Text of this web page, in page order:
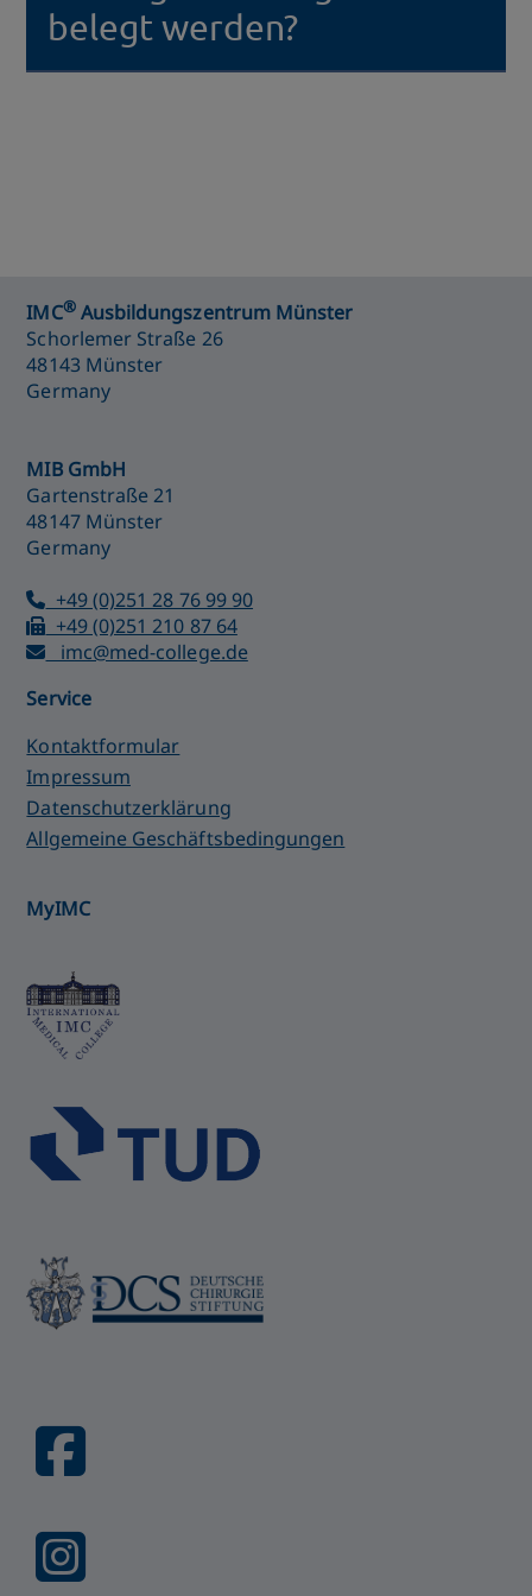
belegt werden?
IMC®Ausbildungszentrum Münster
Schorlemer Straße 26
48143 Münster
Germany
MIB GmbH
Gartenstraße 21
48147 Münster
Germany
+49 (0)251 28 76 99 90
+49 (0)251 210 87 64
imc@med-college.de
Service
Kontaktformular
Impressum
Datenschutzerklärung
Allgemeine Geschäftsbedingungen
MyIMC